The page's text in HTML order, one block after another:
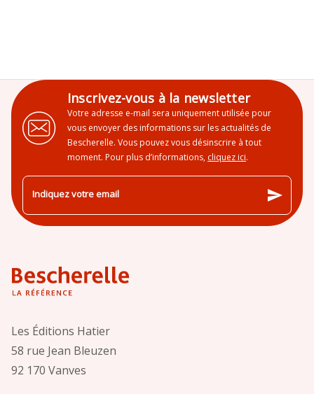
Inscrivez-vous à la newsletter
Votre adresse e-mail sera uniquement utilisée pour
vous envoyer des informations sur les actualités de
Bescherelle. Vous pouvez vous désinscrire à tout
moment. Pour plus d’informations, cliquez ici.
Indiquez votre email send
Les Éditions Hatier
58 rue Jean Bleuzen
92 170 Vanves